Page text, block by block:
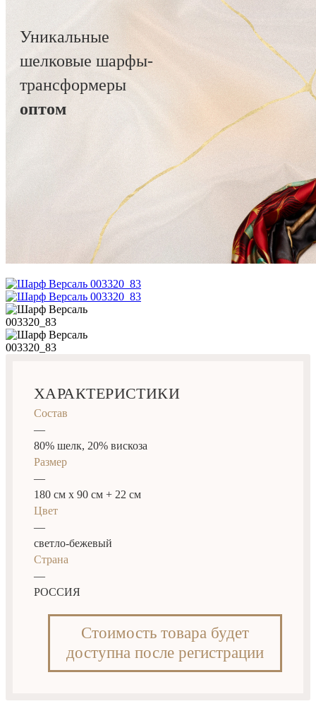
Уникальные
шелковые шарфы-
трансформеры
оптом
ХАРАКТЕРИСТИКИ
Состав
—
80% шелк, 20% вискоза
Размер
—
180 см х 90 см + 22 см
Цвет
—
светло-бежевый
Страна
—
РОССИЯ
Стоимость товара будет
доступна после регистрации